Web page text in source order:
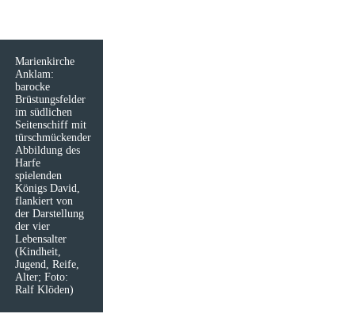
Marienkirche
Anklam:
barocke
Brüstungsfelder
im südlichen
Seitenschiff mit
türschmückender
Abbildung des
Harfe
spielenden
Königs David,
flankiert von
der Darstellung
der vier
Lebensalter
(Kindheit,
Jugend, Reife,
Alter; Foto:
Ralf Klöden)